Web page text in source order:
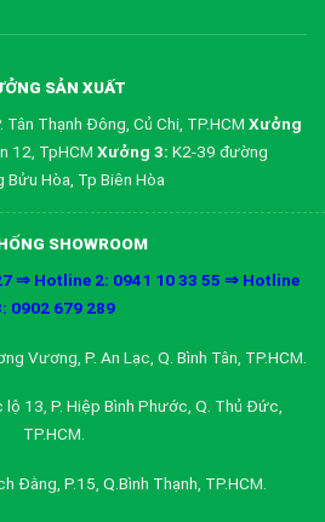
SẢN XUẤT
Tân Thạnh Đông, Củ Chi, TP.HCM Xưởng
12, TpHCM Xưởng 3: K2-39 đường
Hòa, Tp Biên Hòa
SHOWROOM
⇒ Hotline 2: 0941 10 33 55 ⇒ Hotline
0902 679 289
Vương, P. An Lạc, Q. Bình Tân, TP.HCM.
lộ 13, P. Hiệp Bình Phước, Q. Thủ Đức,
TP.HCM.
Đằng, P.15, Q.Bình Thạnh, TP.HCM.